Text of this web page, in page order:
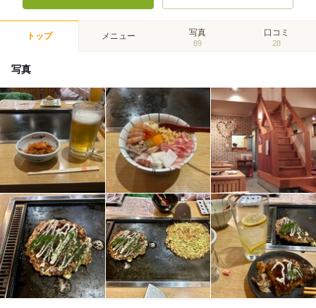
トップ メニュー 写真
89
口コミ
28
写真